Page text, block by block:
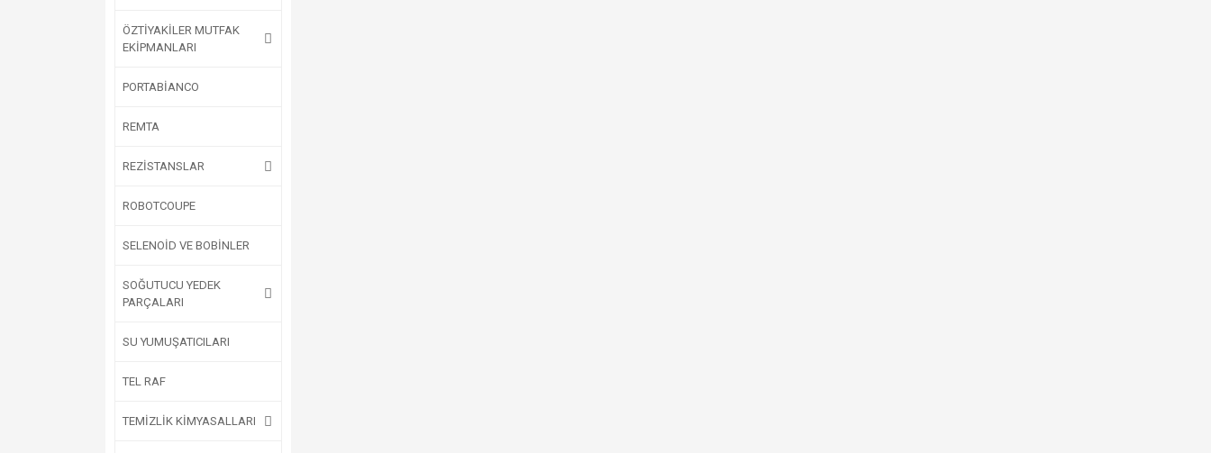
ÖZTİYAKİLER MUTFAK
EKİPMANLARI
PORTABİANCO
REMTA
REZİSTANSLAR
ROBOTCOUPE
SELENOİD VE BOBİNLER
SOĞUTUCU YEDEK
PARÇALARI
SU YUMUŞATICILARI
TEL RAF
TEMİZLİK KİMYASALLARI